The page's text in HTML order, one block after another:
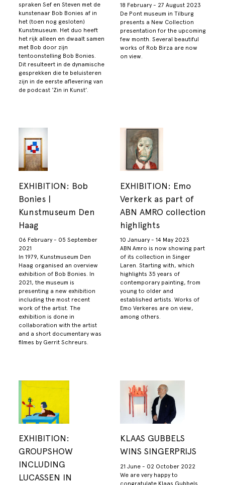
spraken Sef en Steven met de
kunstenaar Bob Bonies af in
het (toen nog gesloten)
Kunstmuseum. Het duo heeft
het rijk alleen en dwaalt samen
met Bob door zijn
tentoonstelling Bob Bonies.
Dit resulteert in de dynamische
gesprekken die te beluisteren
zijn in de eerste aflevering van
de podcast ‘Zin in Kunst’.
18 February - 27 August 2023
De Pont museum in Tilburg
presents a New Collection
presentation for the upcoming
few month. Several beautiful
works of Rob Birza are now
on view.
EXHIBITION: Bob
Bonies |
Kunstmuseum Den
Haag
06 February - 05 September
2021
In 1979, Kunstmuseum Den
Haag organised an overview
exhibition of Bob Bonies. In
2021, the museum is
presenting a new exhibition
including the most recent
work of the artist. The
exhibition is done in
collaboration with the artist
and a short documentary was
filmes by Gerrit Schreurs.
EXHIBITION: Emo
Verkerk as part of
ABN AMRO collection
highlights
10 January - 14 May 2023
ABN Amro is now showing part
of its collection in Singer
Laren. Starting with, which
highlights 35 years of
contemporary painting, from
young to older and
established artists. Works of
Emo Verkeres are on view,
among others.
EXHIBITION:
GROUPSHOW
INCLUDING
LUCASSEN IN
KLAAS GUBBELS
WINS SINGERPRIJS
21 June - 02 October 2022
We are very happy to
congratulate Klaas Gubbels